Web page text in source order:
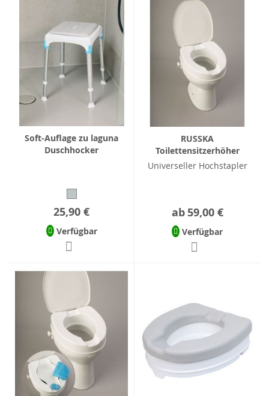
Soft-Auflage zu laguna
Duschhocker
25,90 €
Verfügbar
RUSSKA
Toilettensitzerhöher
Universeller Hochstapler
ab 59,00 €
Verfügbar